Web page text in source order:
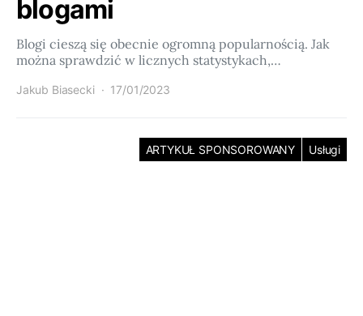
blogami
Blogi cieszą się obecnie ogromną popularnością. Jak
można sprawdzić w licznych statystykach,…
Jakub Biasecki 17/01/2023
ARTYKUŁ SPONSOROWANY Usługi